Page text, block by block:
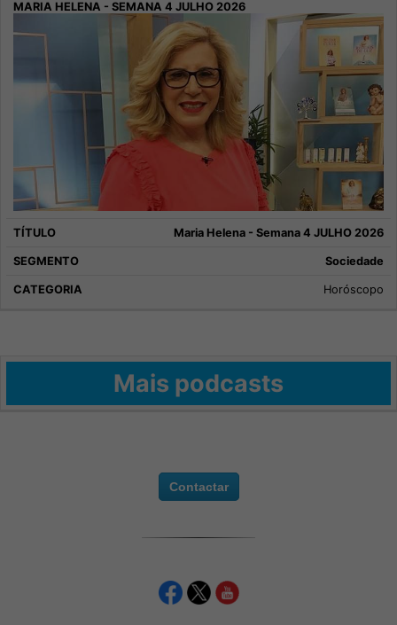
Maria Helena - Semana 4 JULHO 2026
Sociedade
Horóscopo
Mais podcasts
Contactar